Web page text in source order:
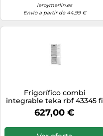
leroymerlin.es
Envío a partir de 44,99 €
Frigorífico combi
integrable teka rbf 43345 fi
congelador no frost
178.5cm 271l blanco clase e
627,00 €